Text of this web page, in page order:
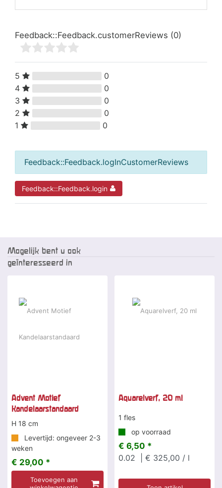
Feedback::Feedback.customerReviews (0)
5
0
4
0
3
0
2
0
1
0
Feedback::Feedback.logInCustomerReviews
Feedback::Feedback.login
Mogelijk bent u ook
geïnteresseerd in
Advent Motief
Kandelaarstandaard
H 18 cm
Levertijd: ongeveer 2-3
weken
€ 29,00 *
Toevoegen aan
Aquarelverf, 20 ml
1 fles
op voorraad
€ 6,50 *
0.02
| € 325,00 / l